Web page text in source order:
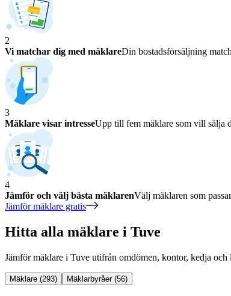
2
Vi matchar dig med mäklareDin bostadsförsäljning
3
Mäklare visar intresseUpp till fem mäklare som vill sälja
4
Jämför och välj bästa mäklarenVälj mäklaren som
Jämför mäklare gratis
Hitta alla mäklare i Tuve
Jämför mäklare i Tuve utifrån omdömen, kontor, kedja
Mäklare (293) Mäklarbyråer (56)